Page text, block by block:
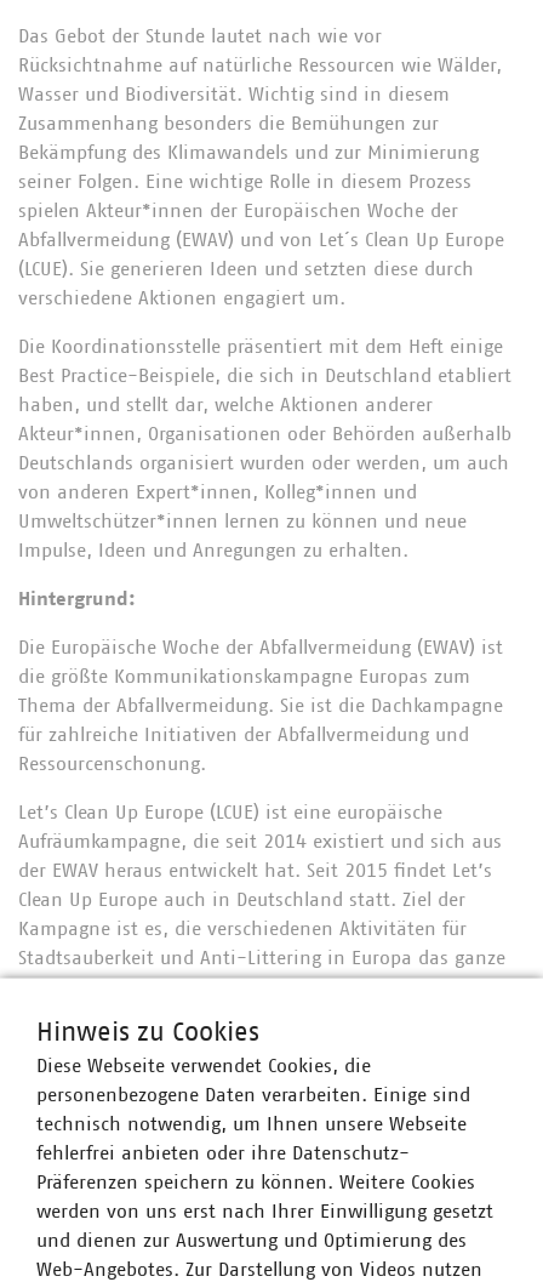
Das Gebot der Stunde lautet nach wie vor
Rücksichtnahme auf natürliche Ressourcen wie Wälder,
Wasser und Biodiversität. Wichtig sind in diesem
Zusammenhang besonders die Bemühungen zur
Bekämpfung des Klimawandels und zur Minimierung
seiner Folgen. Eine wichtige Rolle in diesem Prozess
spielen Akteur*innen der Europäischen Woche der
Abfallvermeidung (EWAV) und von Let´s Clean Up Europe
(LCUE). Sie generieren Ideen und setzten diese durch
verschiedene Aktionen engagiert um.
Die Koordinationsstelle präsentiert mit dem Heft einige
Best Practice-Beispiele, die sich in Deutschland etabliert
haben, und stellt dar, welche Aktionen anderer
Akteur*innen, Organisationen oder Behörden außerhalb
Deutschlands organisiert wurden oder werden, um auch
von anderen Expert*innen, Kolleg*innen und
Umweltschützer*innen lernen zu können und neue
Impulse, Ideen und Anregungen zu erhalten.
Hintergrund:
Die Europäische Woche der Abfallvermeidung (EWAV) ist
die größte Kommunikationskampagne Europas zum
Thema der Abfallvermeidung. Sie ist die Dachkampagne
für zahlreiche Initiativen der Abfallvermeidung und
Ressourcenschonung.
Let’s Clean Up Europe (LCUE) ist eine europäische
Aufräumkampagne, die seit 2014 existiert und sich aus
der EWAV heraus entwickelt hat. Seit 2015 findet Let’s
Clean Up Europe auch in Deutschland statt. Ziel der
Kampagne ist es, die verschiedenen Aktivitäten für
Stadtsauberkeit und Anti-Littering in Europa das ganze
und EWAV vereint neben den gemeinsamen Logos auch
das Motto: Der beste Abfall ist der, der gar nicht erst
entsteht.
Die Kampagnen werden durch das Bundesministerium für
Umwelt, Naturschutz, nukleare Sicherheit und
Verbraucherschutz (BMUV) gefördert. Das
Umweltbundesamt (UBA) ist der fachliche
Ansprechpartner der Kampagnen. Koordiniert werden sie
Hinweis zu Cookies
Diese Webseite verwendet Cookies, die
personenbezogene Daten verarbeiten. Einige sind
technisch notwendig, um Ihnen unsere Webseite
fehlerfrei anbieten oder ihre Datenschutz-
Präferenzen speichern zu können. Weitere Cookies
werden von uns erst nach Ihrer Einwilligung gesetzt
und dienen zur Auswertung und Optimierung des
Web-Angebotes. Zur Darstellung von Videos nutzen